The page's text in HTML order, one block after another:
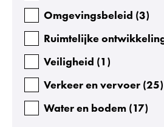
Omgevingsbeleid (3)
Ruimtelijke
Veiligheid (1 )
Verkeer en vervoer (25)
Water en bodem (17)